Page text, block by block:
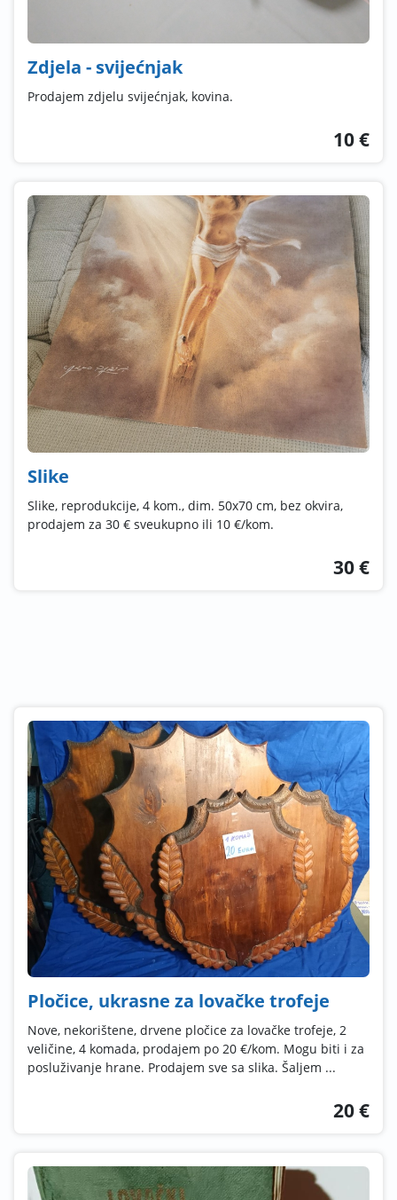
Zdjela - svijećnjak
Prodajem zdjelu svijećnjak, kovina.
10 €
Slike
Slike, reprodukcije, 4 kom., dim. 50x70 cm, bez okvira,
prodajem za 30 € sveukupno ili 10 €/kom.
30 €
Pločice, ukrasne za lovačke trofeje
Nove, nekorištene, drvene pločice za lovačke trofeje, 2
veličine, 4 komada, prodajem po 20 €/kom. Mogu biti i za
posluživanje hrane. Prodajem sve sa slika. Šaljem ...
20 €